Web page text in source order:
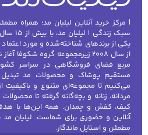
| مرکز خرید آنلاین لیلیان مد؛ همراه
سبک
یکی از برندهای شناخته‌شده و مورد
مربع فضای فروشگاهی در سراسر
مستقیم پوشاک و محصولات مد تبدیل
می‌کنیم تا مجموعه‌ای متنوع و باکیفیت از
مردانه، زنانه و بچه‌گانه گرفته تا
کیف، کفش و چمدان. همه این‌ها با هدف
آنلاین و حضوری برای شماست. لیلیان مد
مطمئن و استایل ماندگار.